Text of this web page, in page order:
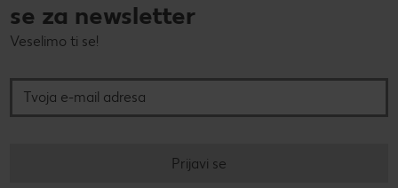
se za newsletter
Veselimo ti se!
Prijavi se